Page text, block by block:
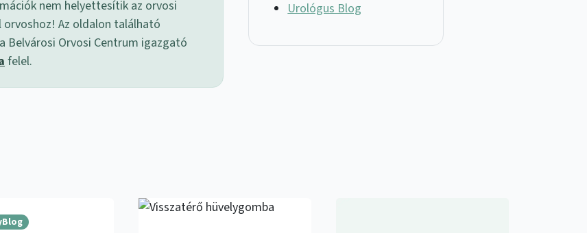
nem helyettesítik az orvosi
Az oldalon található
Belvárosi Orvosi Centrum igazgató
felel.
Urológus Blog